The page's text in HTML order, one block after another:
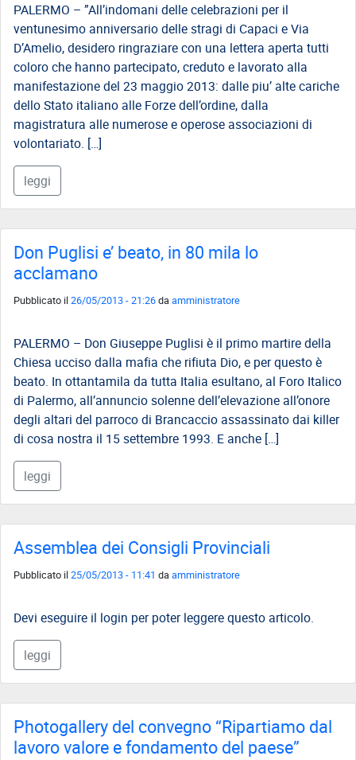
PALERMO – ”All’indomani delle celebrazioni per il
ventunesimo anniversario delle stragi di Capaci e Via
D’Amelio, desidero ringraziare con una lettera aperta tutti
coloro che hanno partecipato, creduto e lavorato alla
manifestazione del 23 maggio 2013: dalle piu’ alte cariche
dello Stato italiano alle Forze dell’ordine, dalla
magistratura alle numerose e operose associazioni di
volontariato. […]
leggi
Don Puglisi e’ beato, in 80 mila lo
acclamano
Pubblicato il26/05/2013 - 21:26daamministratore
PALERMO – Don Giuseppe Puglisi è il primo martire della
Chiesa ucciso dalla mafia che rifiuta Dio, e per questo è
beato. In ottantamila da tutta Italia esultano, al Foro Italico
di Palermo, all’annuncio solenne dell’elevazione all’onore
degli altari del parroco di Brancaccio assassinato dai killer
di cosa nostra il 15 settembre 1993. E anche […]
leggi
Assemblea dei Consigli Provinciali
Pubblicato il25/05/2013 - 11:41 daamministratore
Devi eseguire il login per poter leggere questo articolo.
leggi
Photogallery del convegno “Ripartiamo dal
lavoro valore e fondamento del paese”